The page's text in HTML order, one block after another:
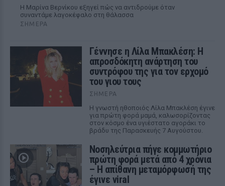
Η Μαρίνα Βερνίκου εξηγεί πώς να αντιδρούμε όταν
συναντάμε λαγοκέφαλο στη θάλασσα
ΣΉΜΕΡΑ
Γέννησε η Λίλα Μπακλέση: Η
απροσδόκητη ανάρτηση του
συντρόφου της για τον ερχομό
του γιου τους
ΣΉΜΕΡΑ
Η γνωστή ηθοποιός Λίλα Μπακλέση έγινε
για πρώτη φορά μαμά, καλωσορίζοντας
στον κόσμο ένα υγιέστατο αγοράκι το
βράδυ της Παρασκευής 7 Αυγούστου.
Νοσηλεύτρια πήγε κομμωτήριο
πρώτη φορά μετά από 4 χρόνια
– Η απίθανη μεταμόρφωσή της
έγινε viral